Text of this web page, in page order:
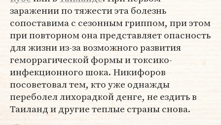
заражении по тяжести эта болезнь
сопоставима с сезонным гриппом, при этом
при повторном она представляет опасность
для жизни из-за возможного развития
геморрагической формы и токсико-
инфекционного шока. Никифоров
посоветовал тем, кто уже однажды
переболел лихорадкой денге, не ездить в
Таиланд и другие теплые страны снова.